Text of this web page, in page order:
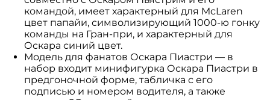
командой, имеет характерный для McLaren
цвет папайи, символизирующий 1000-ю гонку
команды на Гран-при, и характерный для
Оскара синий цвет.
Модель для фанатов Оскара Пиастри — в
набор входит минифигурка Оскара Пиастри в
предгоночной форме, табличка с его
подписью и номером водителя, а также